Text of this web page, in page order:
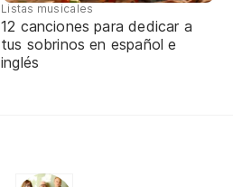
Listas musicales
12 canciones para dedicar a
tus sobrinos en español e
inglés